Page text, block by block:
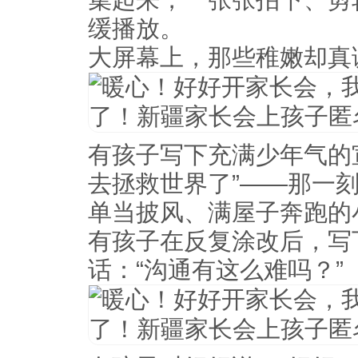
缓播放。
大屏幕上，那些稚嫩却
有孩子写下充满少年气
去拯救世界了”——那一
单当披风、满屋子奔跑
有孩子在反复涂改后，
话：“沟通有这么难吗？”